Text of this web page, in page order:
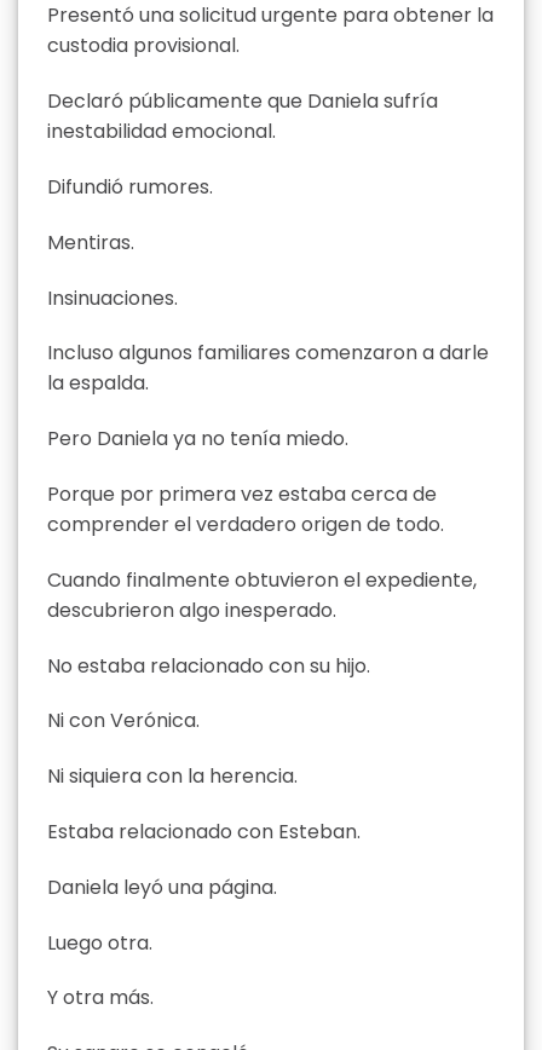
Presentó una solicitud urgente para obtener la
custodia provisional.
Declaró públicamente que Daniela sufría
inestabilidad emocional.
Difundió rumores.
Mentiras.
Insinuaciones.
Incluso algunos familiares comenzaron a darle
la espalda.
Pero Daniela ya no tenía miedo.
Porque por primera vez estaba cerca de
comprender el verdadero origen de todo.
Cuando finalmente obtuvieron el expediente,
descubrieron algo inesperado.
No estaba relacionado con su hijo.
Ni con Verónica.
Ni siquiera con la herencia.
Estaba relacionado con Esteban.
Daniela leyó una página.
Luego otra.
Y otra más.